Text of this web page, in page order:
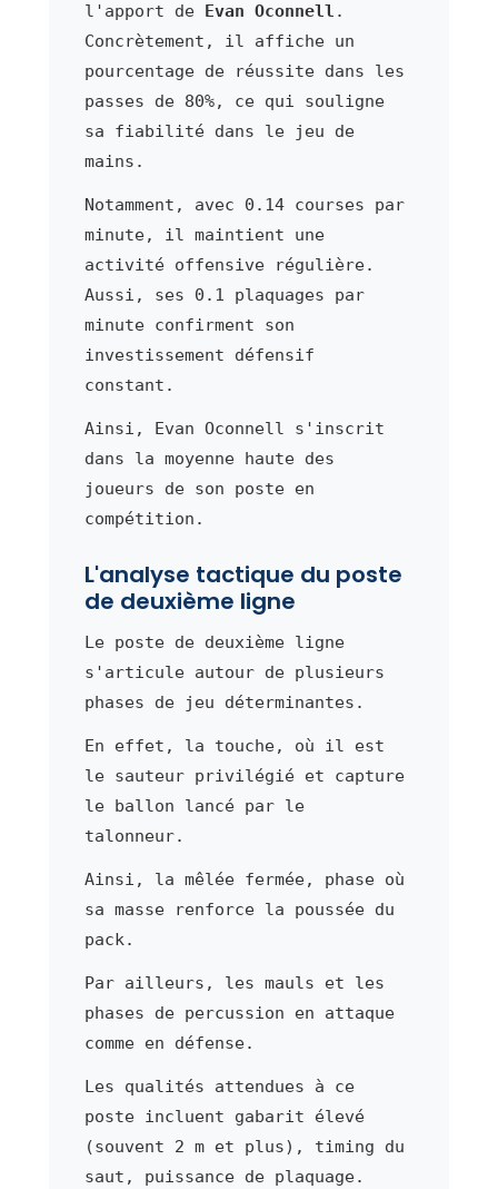
l'apport de
Evan Oconnell .
Concrètement, il affiche un
pourcentage de réussite dans les
passes de 80%, ce qui souligne
sa fiabilité dans le jeu de
mains.
Notamment, avec 0.14 courses par
minute, il maintient une
activité offensive régulière.
Aussi, ses 0.1 plaquages par
minute confirment son
investissement défensif
constant.
Ainsi, Evan Oconnell s'inscrit
dans la moyenne haute des
joueurs de son poste en
compétition.
L'analyse tactique du poste
de deuxième ligne
Le poste de deuxième ligne
s'articule autour de plusieurs
phases de jeu déterminantes.
En effet, la touche, où il est
le sauteur privilégié et capture
le ballon lancé par le
talonneur.
Ainsi, la mêlée fermée, phase où
sa masse renforce la poussée du
pack.
Par ailleurs, les mauls et les
phases de percussion en attaque
comme en défense.
Les qualités attendues à ce
poste incluent gabarit élevé
(souvent 2 m et plus), timing du
saut, puissance de plaquage.